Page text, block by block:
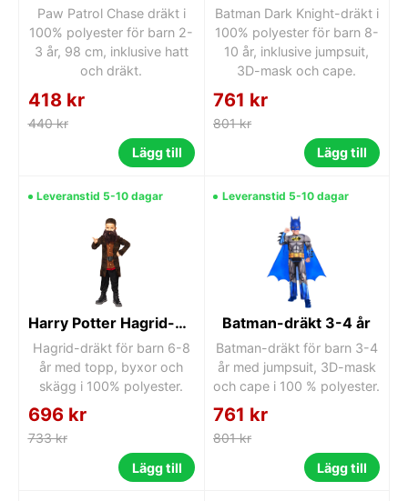
Paw Patrol Chase dräkt i
100% polyester för barn 2-
3 år, 98 cm, inklusive hatt
och dräkt.
418 kr
440 kr
Lägg till
Batman Dark Knight-dräkt i
100% polyester för barn 8-
10 år, inklusive jumpsuit,
3D-mask och cape.
761 kr
801 kr
Lägg till
Leveranstid 5-10 dagar
Harry Potter Hagrid-dräkt 6-8 år
Hagrid-dräkt för barn 6-8
år med topp, byxor och
skägg i 100% polyester.
696 kr
733 kr
Lägg till
Leveranstid 5-10 dagar
Batman-dräkt 3-4 år
Batman-dräkt för barn 3-4
år med jumpsuit, 3D-mask
och cape i 100 % polyester.
761 kr
801 kr
Lägg till